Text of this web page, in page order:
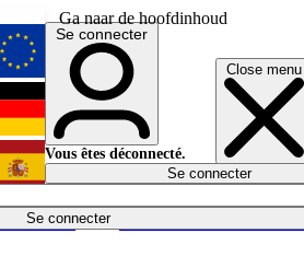
Ga naar de hoofdinhoud
Close menu
Se connecter
Économie
English
Deutsch
Español
Se connecter
Vous êtes déconnecté.
Se connecter